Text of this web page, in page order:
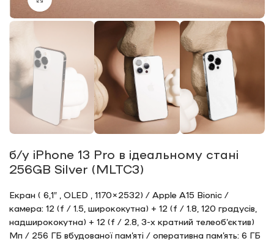
б/у iPhone 13 Pro в ідеальному стані
256GB Silver (MLTC3)
Екран ( 6,1″ , OLED , 1170×2532) / Apple A15 Bionic /
камера: 12 (f / 1.5, ширококутна) + 12 (f / 1.8, 120 градусів,
надширококутна) + 12 (f / 2.8, 3-х кратний телеоб’єктив)
Мп / 256 ГБ вбудованої пам’яті / оперативна пам’ять: 6 ГБ